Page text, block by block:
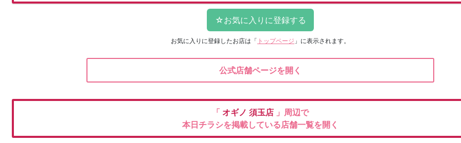
お気に入りに登録したお店は 「 トップページ 」に表示されます。
公式店舗ページを開く
「 オギノ 須玉店 」周辺で
本日チラシを掲載している店舗一覧を開く